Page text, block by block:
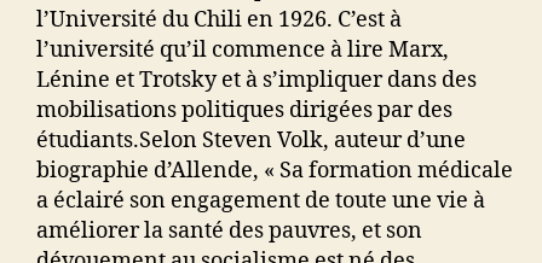
l’Université du Chili en 1926. C’est à
l’université qu’il commence à lire Marx,
Lénine et Trotsky et à s’impliquer dans des
mobilisations politiques dirigées par des
étudiants.Selon Steven Volk, auteur d’une
biographie d’Allende, « Sa formation médicale
a éclairé son engagement de toute une vie à
améliorer la santé des pauvres, et son